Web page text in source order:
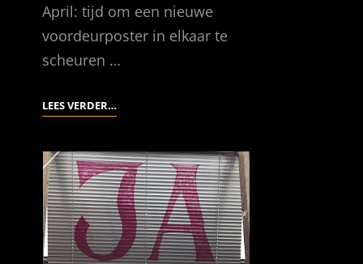
April: tijd om een nieuwe
voordeurposter in elkaar te
scheuren …
LEES VERDER…CONTACT